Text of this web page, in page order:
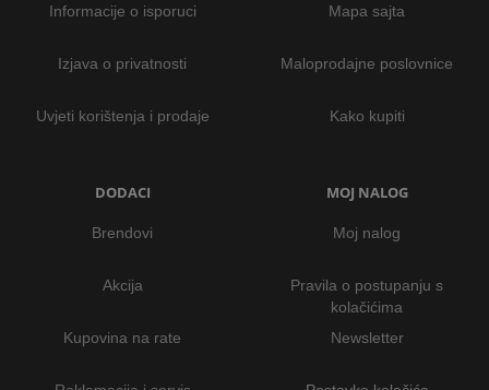
Informacije o isporuci
Izjava o privatnosti
Uvjeti korištenja i prodaje
Mapa sajta
Maloprodajne poslovnice
Kako kupiti
DODACI
Brendovi
Akcija
Kupovina na rate
MOJ NALOG
Moj nalog
Pravila o postupanju s
kolačićima
Newsletter